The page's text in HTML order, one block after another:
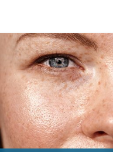
také nebezpečné?.